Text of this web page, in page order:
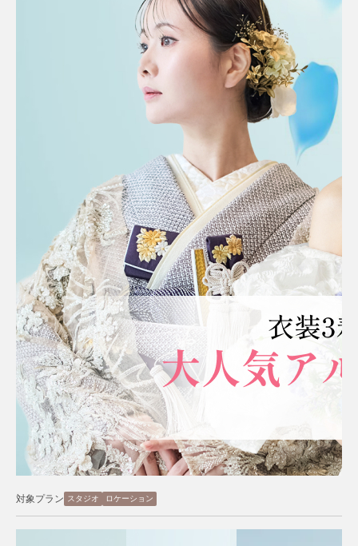
対象プラン スタジオ ロケーション